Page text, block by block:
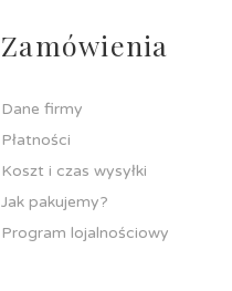
Zamówienia
Dane firmy
Płatności
Koszt i czas wysyłki
Jak pakujemy?
Program lojalnościowy